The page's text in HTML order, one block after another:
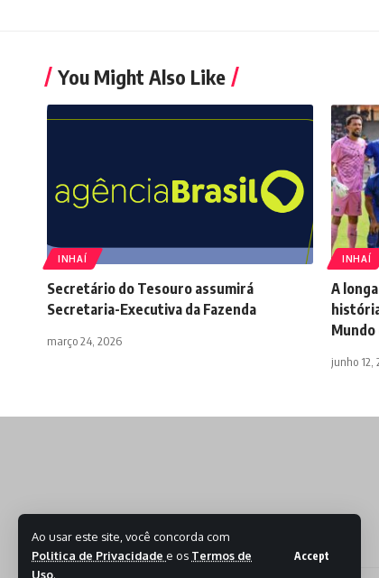
Ao usar este site, você concorda com
Politica de Privacidade e os Termos de
Uso.
Accept
You Might Also Like
INHAÍ
Secretário do Tesouro assumirá
Secretaria-Executiva da Fazenda
março 24, 2026
INHAÍ
A
junho 12,